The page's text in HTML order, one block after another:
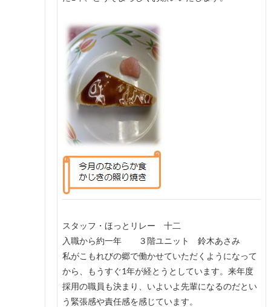
スタッフ・ほっとリレー 十二
入職から約一年 ３階ユニット 鈴木あさみ
私がこもれびの郷で働かせていただくようになって
から、もうすぐ1年が経とうとしています。来年度
採用の職員も決まり、いよいよ先輩になるのだとい
う緊張感や責任感を感じています。